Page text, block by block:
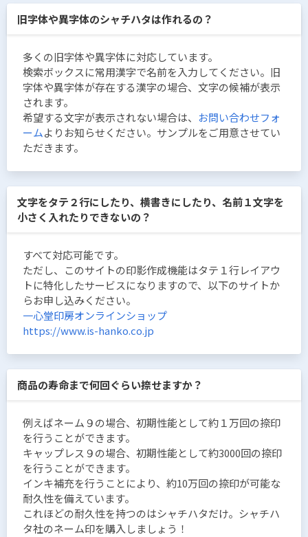
旧字体や異字体のシャチハタは作れるの？
多くの旧字体や異字体に対応しています。
検索ボックスに常用漢字で名前を入力してください。旧
字体や異字体が存在する漢字の場合、文字の候補が表示
されます。
希望する文字が表示されない場合は、 お問い合わせフォ
ームよりお知らせください。サンプルをご用意させてい
ただきます。
文字をタテ２行にしたり、横書きにしたり、名前１文字を
小さく入れたりできないの？
すべて対応可能です。
ただし、このサイトの印影作成機能はタテ１行レイアウ
トに特化したサービスになりますので、以下のサイトか
らお申し込みください。
一心堂印房オンラインショップ
https://www.is-hanko.co.jp
商品の寿命まで何回ぐらい捺せますか？
例えばネーム９の場合、初期性能として約１万回の捺印
を行うことができます。
キャップレス９の場合、初期性能として約3000回の捺印
を行うことができます。
インキ補充を行うことにより、約10万回の捺印が可能な
耐久性を備えています。
これほどの耐久性を持つのはシャチハタだけ。シャチハ
タ社のネーム印を購入しましょう！